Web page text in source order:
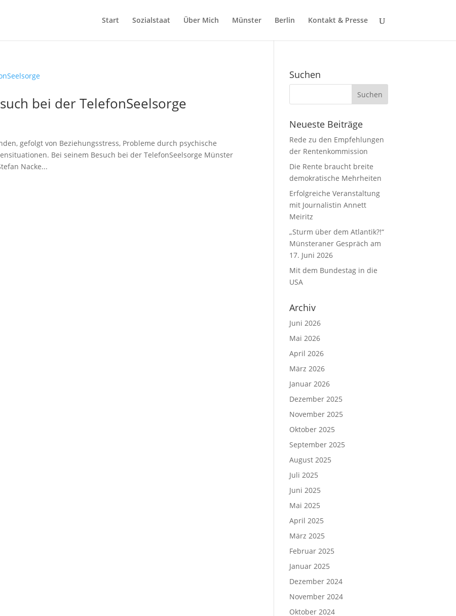
Start Sozialstaat Über Mich Münster Berlin Kontakt & Presse
bei der TelefonSeelsorge
gefolgt von Beziehungsstress, Probleme durch psychische
Bei seinem Besuch bei der TelefonSeelsorge Münster
Nacke...
Suchen
Neueste Beiträge
Rede zu den Empfehlungen
der Rentenkommission
Die Rente braucht breite
demokratische Mehrheiten
Erfolgreiche Veranstaltung
mit Journalistin Annett
Meiritz
„Sturm über dem Atlantik?!“
Münsteraner Gespräch am
17. Juni 2026
Mit dem Bundestag in die
USA
Archiv
Juni 2026
Mai 2026
April 2026
März 2026
Januar 2026
Dezember 2025
November 2025
Oktober 2025
September 2025
August 2025
Juli 2025
Juni 2025
Mai 2025
April 2025
März 2025
Februar 2025
Januar 2025
Dezember 2024
November 2024
Oktober 2024